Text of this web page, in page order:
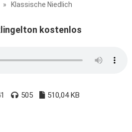
» Klassische Niedlich
kostenlos
505 510,04 KB